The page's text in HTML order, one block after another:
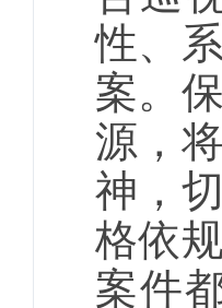
性、
案。
源，
神，
格依
案件